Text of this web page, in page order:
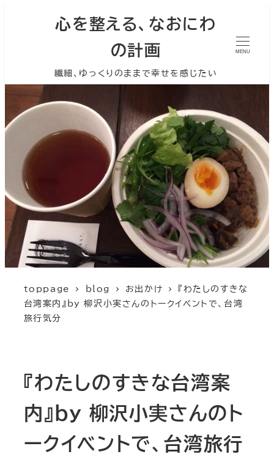
心を整える、なおにわ
の計画
繊細、ゆっくりのままで幸せを感じたい
MENU
toppage blog お出かけ
『わたしのすきな
台湾案内』by 柳沢小実さんのトークイベントで、台湾
旅行気分
『わたしのすきな台湾案
内』by 柳沢小実さんのト
ークイベントで、台湾旅行